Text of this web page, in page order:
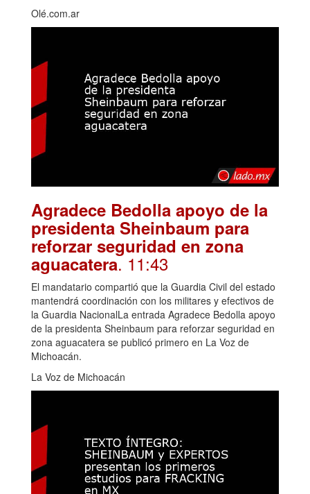
Olé.com.ar
Agradece Bedolla apoyo de la
presidenta Sheinbaum para
reforzar seguridad en zona
aguacatera. 11:43
El mandatario compartió que la Guardia Civil del estado
mantendrá coordinación con los militares y efectivos de
la Guardia NacionalLa entrada Agradece Bedolla apoyo
de la presidenta Sheinbaum para reforzar seguridad en
zona aguacatera se publicó primero en La Voz de
Michoacán.
La Voz de Michoacán